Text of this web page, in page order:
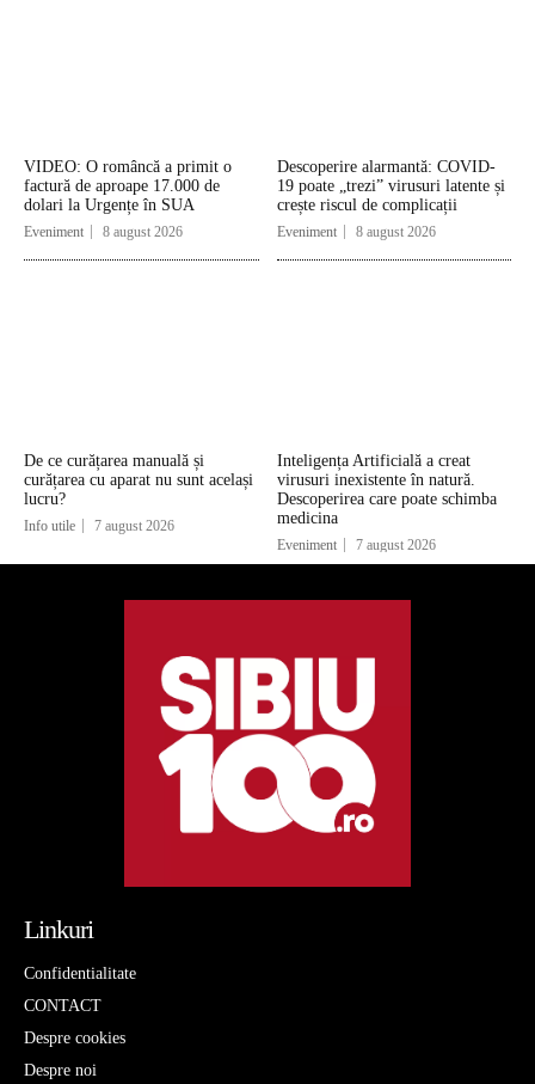
VIDEO: O româncă a primit o
factură de aproape 17.000 de
dolari la Urgențe în SUA
Eveniment 8 august 2026
Descoperire alarmantă: COVID-
19 poate „trezi” virusuri latente și
crește riscul de complicații
Eveniment 8 august 2026
De ce curățarea manuală și
curățarea cu aparat nu sunt același
lucru?
Info utile 7 august 2026
Inteligența Artificială a creat
virusuri inexistente în natură.
Descoperirea care poate schimba
medicina
Eveniment 7 august 2026
Linkuri
Confidentialitate
CONTACT
Despre cookies
Despre noi